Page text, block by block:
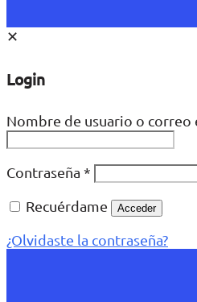
✕
Login
Nombre de usuario o correo
Contraseña *
Recuérdame
Acceder
¿Olvidaste la contraseña?